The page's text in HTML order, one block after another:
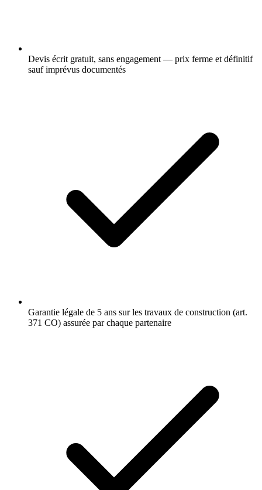
Devis écrit gratuit, sans engagement — prix ferme et définitif
sauf imprévus documentés
Garantie légale de 5 ans sur les travaux de construction (art.
371 CO) assurée par chaque partenaire